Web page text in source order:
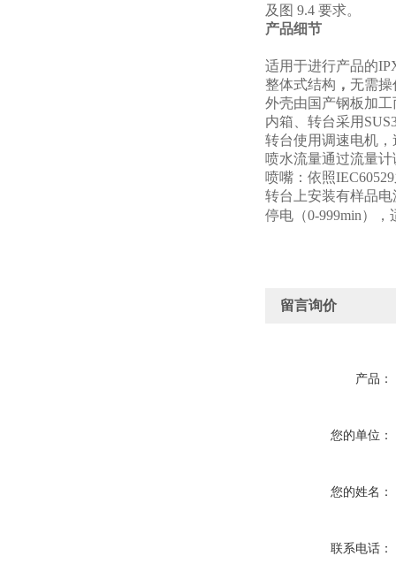
及图 9.4 要求。
产品细节
适用于进行产品的
整体式结构 ， 无需
外壳由国产钢板加
内箱、转台采用
转台使用调速电机
喷水流量通过流量
喷嘴：依照
转台上安装有样品
停电（0-999min）
留言询价
产品：
您的单位：
您的姓名：
联系电话：